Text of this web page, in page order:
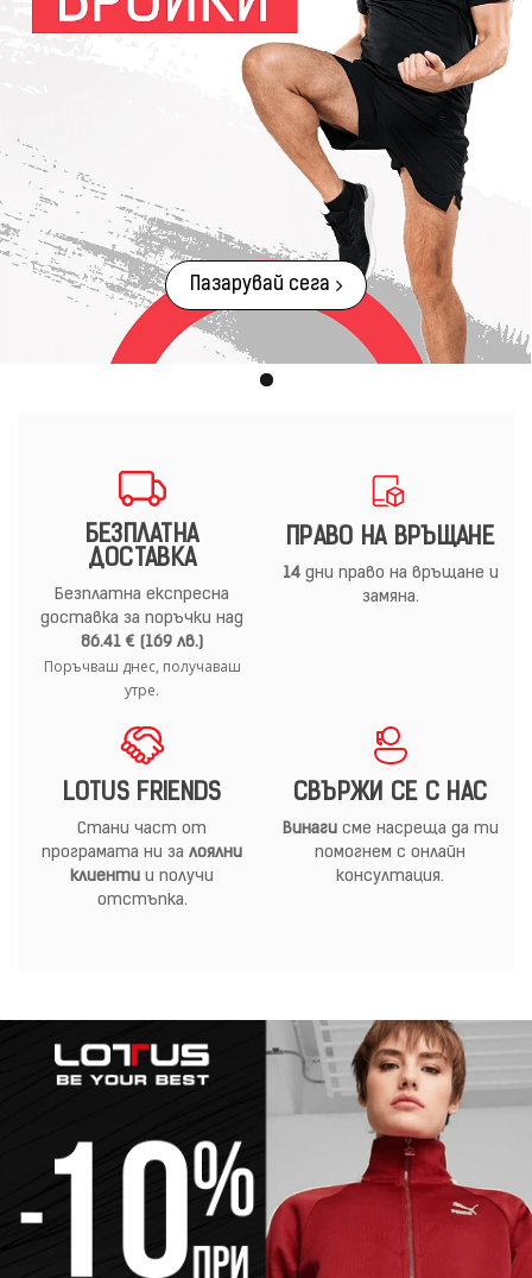
Пазарувай сега
БЕЗПЛАТНА
ДОСТАВКА
Безплатна експресна
доставка за поръчки над
86.41 € (169 лв.)
Поръчваш днес, получаваш
утре.
ПРАВО НА ВРЪЩАНЕ
14дни право на връщане и
замяна.
LOTUS FRIENDS
Стани част от
програмата ни за лоялни
клиенти и получи
отстъпка.
СВЪРЖИ СЕ С НАС
Винагисме насреща да ти
помогнем с онлайн
консултация.